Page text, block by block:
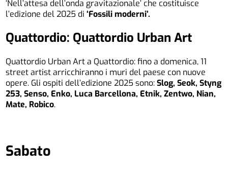
‘Nell’attesa dell’onda gravitazionale’ che costituisce
l’edizione del 2025 di‘Fossili moderni’.
Quattordio: Quattordio Urban Art
Quattordio Urban Art a Quattordio: fino a domenica, 11
street artist arricchiranno i muri del paese con nuove
opere. Gli ospiti dell’edizione 2025 sono:Slog, Seok, Styng
253, Senso, Enko, Luca Barcellona, Etnik, Zentwo, Nian,
Mate, Robico.
Sabato